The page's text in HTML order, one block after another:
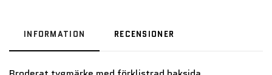
INFORMATION RECENSIONER